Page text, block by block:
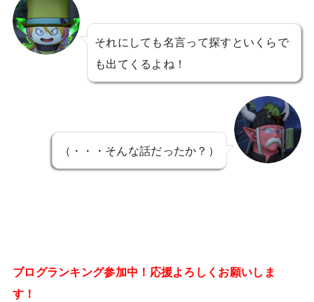
それにしても名言って探すといくらで
も出てくるよね！
（・・・そんな話だったか？）
ブログランキング参加中！応援よろしくお願いしま
す！